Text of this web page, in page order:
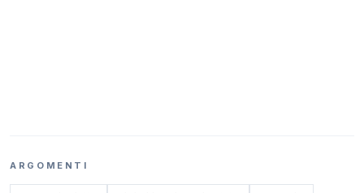
ARGOMENTI